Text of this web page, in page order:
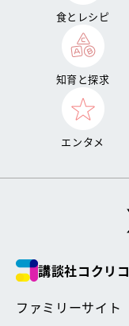
食とレシピ
知育と探求
エンタメ
講談社コクリコ
ファミリーサイト